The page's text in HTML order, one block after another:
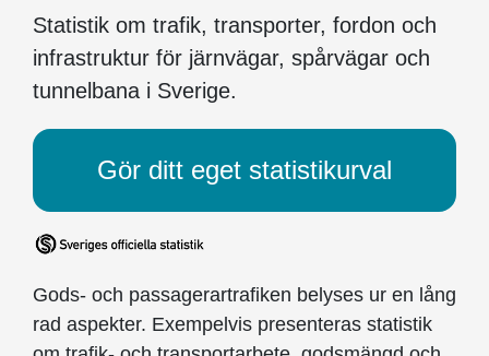
Statistik om trafik, transporter, fordon och
infrastruktur för järnvägar, spårvägar och
tunnelbana i Sverige.
Gör ditt eget statistikurval
Gods- och passagerartrafiken belyses ur en lång
rad aspekter. Exempelvis presenteras statistik